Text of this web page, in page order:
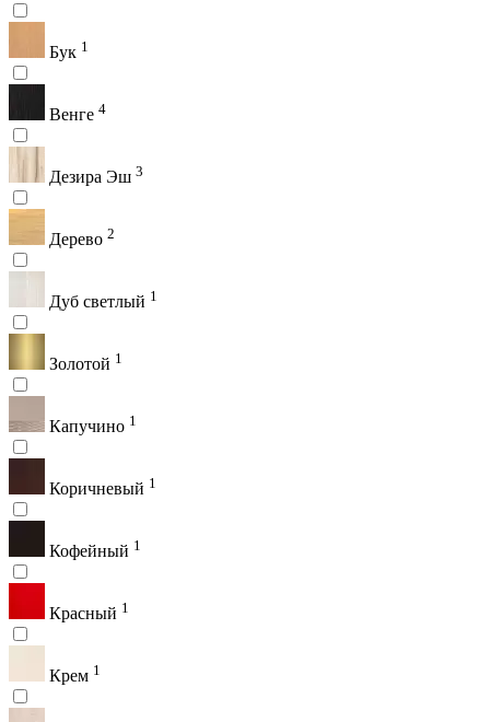
Бук 1
Венге 4
Дезира Эш 3
Дерево 2
Дуб светлый 1
Золотой 1
Капучино 1
Коричневый 1
Кофейный 1
Красный 1
Крем 1